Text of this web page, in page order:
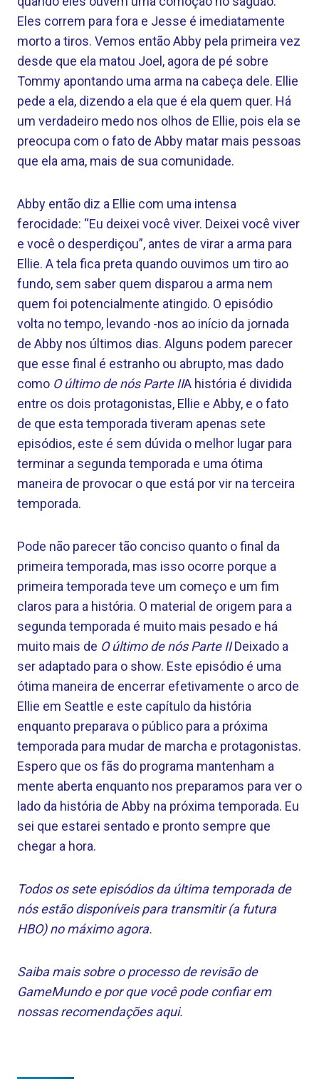
Eles correm para fora e Jesse é imediatamente
morto a tiros. Vemos então Abby pela primeira vez
desde que ela matou Joel, agora de pé sobre
Tommy apontando uma arma na cabeça dele. Ellie
pede a ela, dizendo a ela que é ela quem quer. Há
um verdadeiro medo nos olhos de Ellie, pois ela se
preocupa com o fato de Abby matar mais pessoas
que ela ama, mais de sua comunidade.
Abby então diz a Ellie com uma intensa
ferocidade: “Eu deixei você viver. Deixei você viver
e você o desperdiçou”, antes de virar a arma para
Ellie. A tela fica preta quando ouvimos um tiro ao
fundo, sem saber quem disparou a arma nem
quem foi potencialmente atingido. O episódio
volta no tempo, levando -nos ao início da jornada
de Abby nos últimos dias. Alguns podem parecer
que esse final é estranho ou abrupto, mas dado
como O último de nós Parte IIA história é dividida
entre os dois protagonistas, Ellie e Abby, e o fato
de que esta temporada tiveram apenas sete
episódios, este é sem dúvida o melhor lugar para
terminar a segunda temporada e uma ótima
maneira de provocar o que está por vir na terceira
temporada.
Pode não parecer tão conciso quanto o final da
primeira temporada, mas isso ocorre porque a
primeira temporada teve um começo e um fim
claros para a história. O material de origem para a
segunda temporada é muito mais pesado e há
muito mais de O último de nós Parte IIDeixado a
ser adaptado para o show. Este episódio é uma
ótima maneira de encerrar efetivamente o arco de
Ellie em Seattle e este capítulo da história
enquanto preparava o público para a próxima
temporada para mudar de marcha e protagonistas.
Espero que os fãs do programa mantenham a
mente aberta enquanto nos preparamos para ver o
lado da história de Abby na próxima temporada. Eu
sei que estarei sentado e pronto sempre que
chegar a hora.
Todos os sete episódios da última temporada de
nós estão disponíveis para transmitir (a futura
HBO) no máximo agora.
Saiba mais sobre o processo de revisão de
GameMundo e por que você pode confiar em
nossas recomendações aqui.